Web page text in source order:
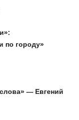
по городу»
— Евгений